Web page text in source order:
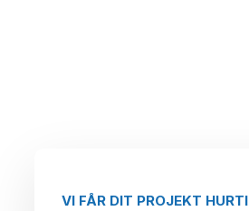
VI FÅR DIT PROJEKT